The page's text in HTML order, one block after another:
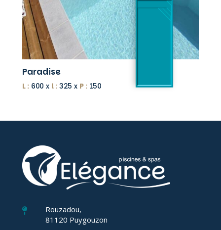
Paradise
L :600 x l :325 x P :150

Rouzadou,
81120 Puygouzon